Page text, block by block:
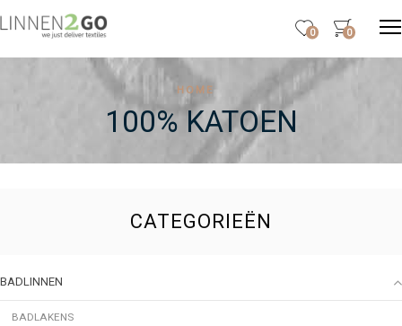
0 0
HOME
100% KATOEN
CATEGORIEËN
BADLINNEN
BADLAKENS